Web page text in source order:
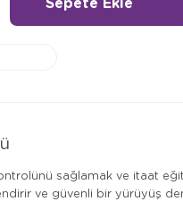
sağlamak ve itaat
ve güvenli bir yürüyüş